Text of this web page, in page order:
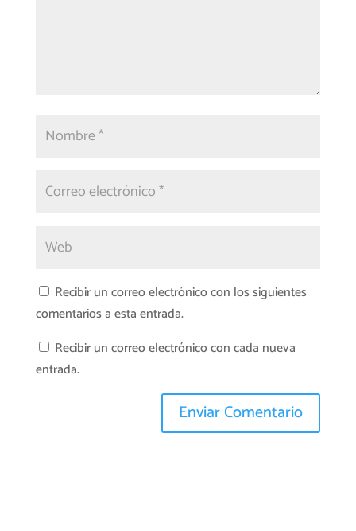
Recibir un correo electrónico con los siguientes
comentarios a esta entrada.
Recibir un correo electrónico con cada nueva
entrada.